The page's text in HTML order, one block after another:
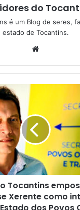
do
é um Blog de seres,
estado de Tocantins.
b
s
e
Tocantins
Xerente como
dos Povos